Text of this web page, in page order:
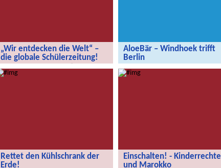
„Wir entdecken die Welt“ –
die globale Schülerzeitung!
„Wir entdecken die Welt“ – die
globale Schülerzeitung!
AloeBär – Windhoek trifft
Berlin
AloeBär – Windhoek trifft Berlin
Rettet den Kühlschrank der
Erde!
Einschalten! - Kinderrechte
und Marokko